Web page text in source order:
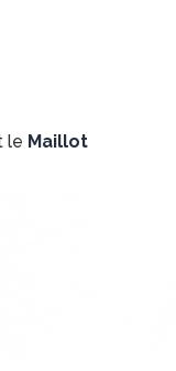
le Maillot